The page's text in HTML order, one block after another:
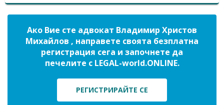
Ако Вие сте адвокат Владимир Христов
Михайлов , направете своята безплатна
регистрация сега и започнете да
печелите с LEGAL-world.ONLINE.
РЕГИСТРИРАЙТЕ СЕ